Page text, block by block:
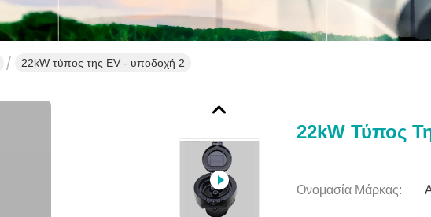
22kW τύπος της EV - υποδοχή 2
22kW Τύπος
Ονομασία Μάρκας: